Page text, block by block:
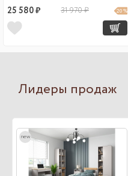
25 580 ₽ 31 970 ₽ 20 %
Лидеры продаж
new